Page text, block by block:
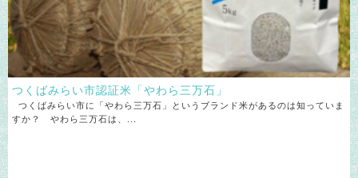
つくばみらい市認証米「やわら三万石」
つくばみらい市に「やわら三万石」というブランド米があるのは知っていま
すか？ やわら三万石は、...